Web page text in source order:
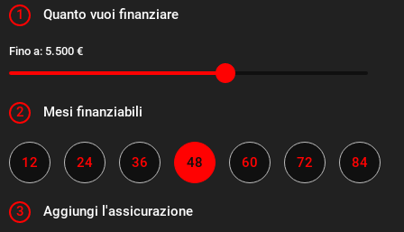
1 Quanto vuoi finanziare
Fino a: 5.500 €
2 Mesi finanziabili
12 24 36 48 60 72 84
3
Aggiungi l'assicurazione